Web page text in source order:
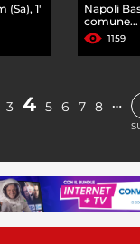
(Sa), 1'
Napoli
comune...
1159
3 4 5 6 7 8 …